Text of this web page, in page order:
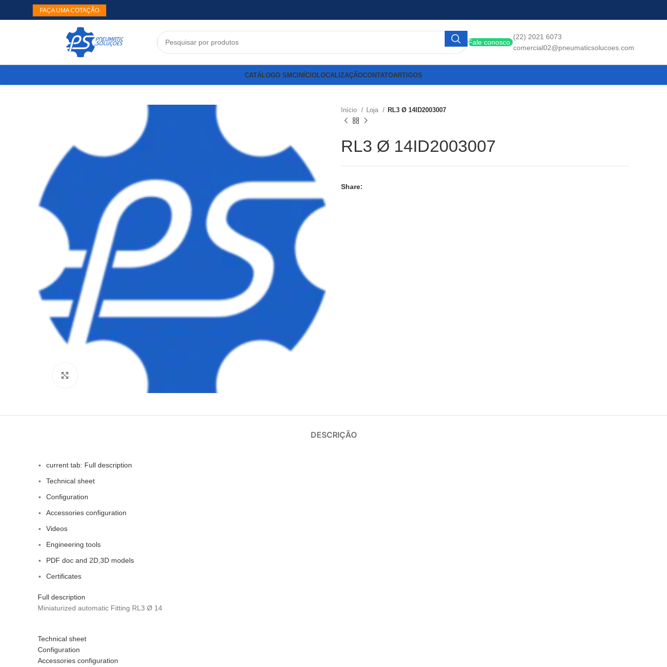
FAÇA UMA COTAÇÃO
Fale conosco
(22) 2021 6073
comercial02@pneumaticsolucoes.com
CATÁLOGO SMCINÍCIOLOCALIZAÇÃOCONTATOARTIGOS
Início Loja RL3 Ø 14ID2003007
RL3 Ø 14ID2003007
Share:
DESCRIÇÃO
current tab: Full description
Technical sheet
Configuration
Accessories configuration
Videos
Engineering tools
PDF doc and 2D,3D models
Certificates
Full description
Miniaturized automatic Fitting RL3 Ø 14
Technical sheet
Configuration
Accessories configuration